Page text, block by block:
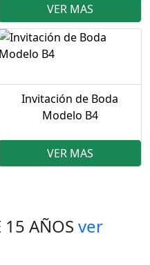
VER MAS
Invitación de Boda
Modelo B4
VER MAS
15 AÑOS ver